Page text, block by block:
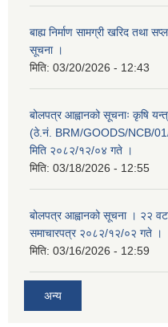
बाह्य निर्माण सामग्री खरिद तथा
सूचना ।
मिति: 03/20/2026 - 12:43
बोलपत्र आह्वानको सूचनाः कृषि
(ठे.नं. BRM/GOODS/NCB/
मिति २०८२/१२/०४ गते ।
मिति: 03/18/2026 - 12:55
बोलपत्र आह्वानको सूचना । २२
समाचारपत्र २०८२/१२/०२ गते ।
मिति: 03/16/2026 - 12:59
अन्य